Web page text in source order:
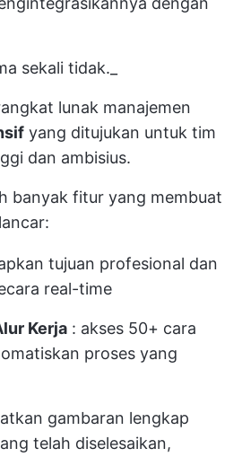
sekali tidak._
lunak manajemen
yang ditujukan untuk tim
dan ambisius.
banyak fitur yang membuat
tujuan profesional dan
real-time
Kerja : akses 50+ cara
proses yang
gambaran lengkap
telah diselesaikan,